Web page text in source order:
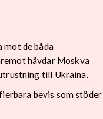
mot de båda
hävdar Moskva
till Ukraina.
bevis som stöder